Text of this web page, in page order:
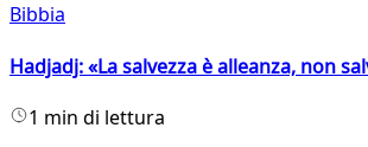
Bibbia
Hadjadj: «La salvezza è alleanza, non
1 min di lettura